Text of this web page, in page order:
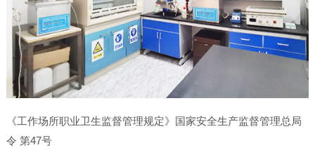
《工作场所职业卫生监督管理规定》国家安全生产监督管理总局
令 第47号